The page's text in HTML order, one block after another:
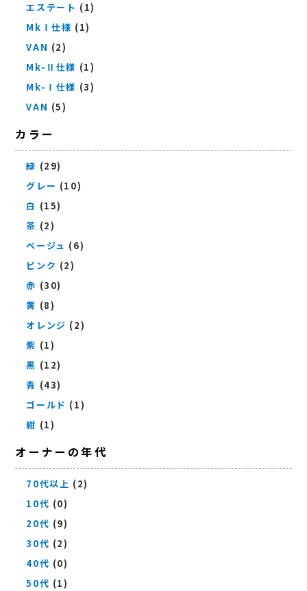
エステート (1)
MkⅠ仕様 (1)
VAN (2)
Mk-Ⅱ仕様 (1)
Mk-Ⅰ仕様 (3)
VAN (5)
カラー
緑 (29)
グレー (10)
白 (15)
茶 (2)
ベージュ (6)
ピンク (2)
赤 (30)
黄 (8)
オレンジ (2)
紫 (1)
黒 (12)
青 (43)
ゴールド (1)
紺 (1)
オーナーの年代
70代以上 (2)
10代 (0)
20代 (9)
30代 (2)
40代 (0)
50代 (1)